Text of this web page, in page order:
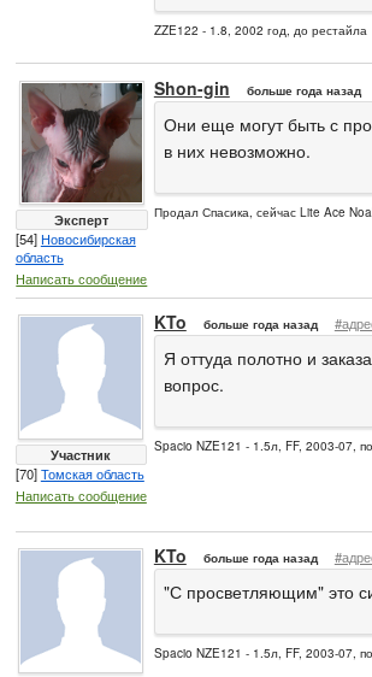
ZZE122 - 1.8, 2002 год, до рестайла
Эксперт
[54]Новосибирская
область
Написать сообщение
Shon-gin больше года назад
Они еще могут быть с
в них невозможно.
Продал Спасика, сейчас Lite Ace
Участник
[70]Томская область
Написать сообщение
KTo больше года назад
Я оттуда полотно и
вопрос.
Spacio NZE121 - 1.5л, FF, 2003-07,
KTo больше года назад
"С просветляющим" это
Spacio NZE121 - 1.5л, FF, 2003-07,